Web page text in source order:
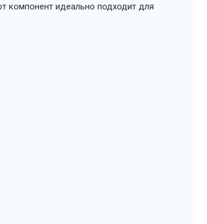
компонент идеально подходит для